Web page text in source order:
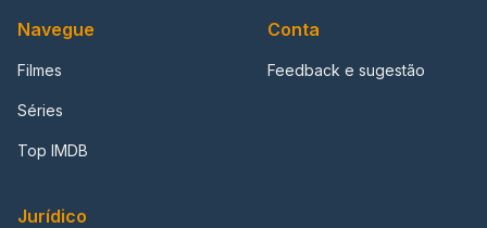
Navegue
Filmes
Séries
Top IMDB
Conta
Feedback e sugestão
Jurídico